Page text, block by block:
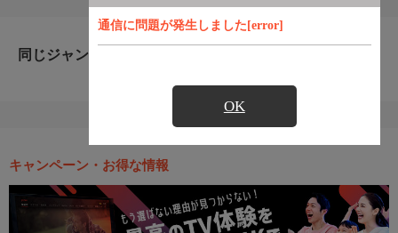
通信に問題が発生しました[error]
OK
同じジャンルのおすすめ番組
キャンペーン・お得な情報